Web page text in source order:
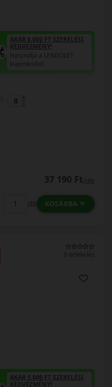
AKÁR 6.000 FT SZERELÉSI
KEDVEZMÉNY!
Használja a LENDÜLET
kuponkódot!
37 190 Ft/db
db KOSÁRBA
0 értékelés
AKÁR 5.000 FT SZERELÉSI
KEDVEZMÉNY!